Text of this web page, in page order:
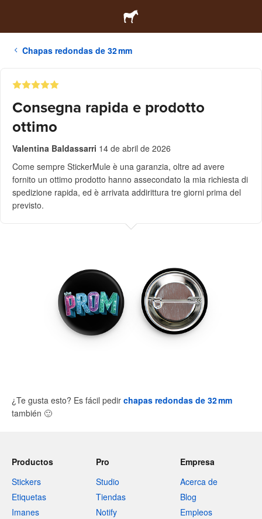
Chapas redondas de 32 mm
Consegna rapida e prodotto
ottimo
Valentina Baldassarri 14 de abril de 2026
Come sempre StickerMule è una garanzia, oltre ad avere
fornito un ottimo prodotto hanno assecondato la mia richiesta di
spedizione rapida, ed è arrivata addirittura tre giorni prima del
previsto.
¿Te gusta esto? Es fácil pedir chapas redondas de 32 mm
también 🙂
Productos
Stickers
Etiquetas
Imanes
Pro
Studio
Tiendas
Notify
Empresa
Acerca de
Blog
Empleos